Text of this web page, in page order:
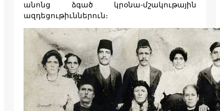
անոնց ձգած կրօնա-մշակութային
ազդեցութիւններուն։